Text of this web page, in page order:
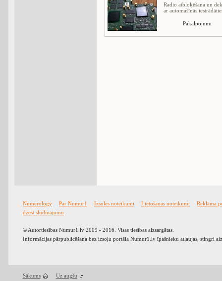
Radio atbloķēšana un
ar automašīnās
Pakalpojumi
Numerology Par Numur1 Izsoles noteikumi Lietošanas noteikumi
Reklāma
dzēst sludinājumu
© Autortiesības Numur1.lv 2009 - 2016. Visas tiesības aizsargātas.
Informācijas pārpublicēšana bez izsoļu portāla Numur1.lv īpašnieku atļaujas, stingri
Sākums Uz augšu